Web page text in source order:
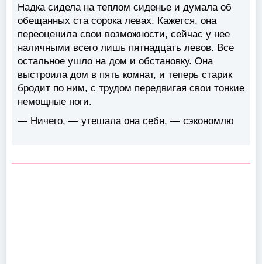
Надка сидела на теплом сиденье и думала об
обещанных ста сорока левах. Кажется, она
переоценила свои возможности, сейчас у нее
наличными всего лишь пятнадцать левов. Все
остальное ушло на дом и обстановку. Она
выстроила дом в пять комнат, и теперь старик
бродит по ним, с трудом передвигая свои тонкие
немощные ноги.
— Ничего, — утешала она себя, — сэкономлю